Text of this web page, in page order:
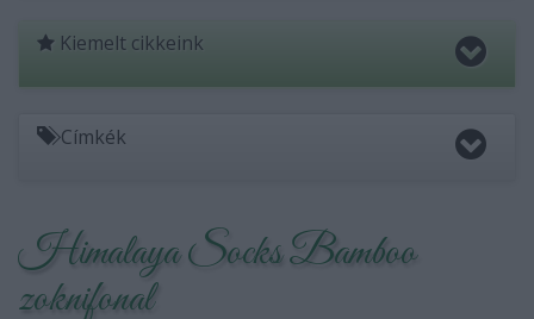
Kiemelt cikkeink
Címkék
Himalaya Socks Bamboo
zoknifonal